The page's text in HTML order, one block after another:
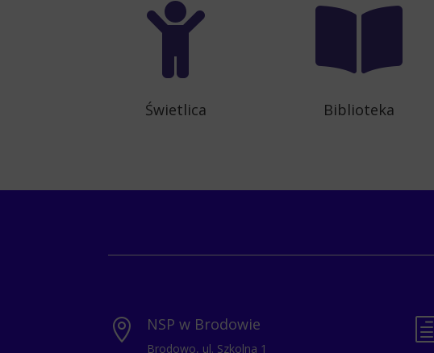

Świetlica

Biblioteka
 NSP w Brodowie
Brodowo, ul. Szkolna 1
h